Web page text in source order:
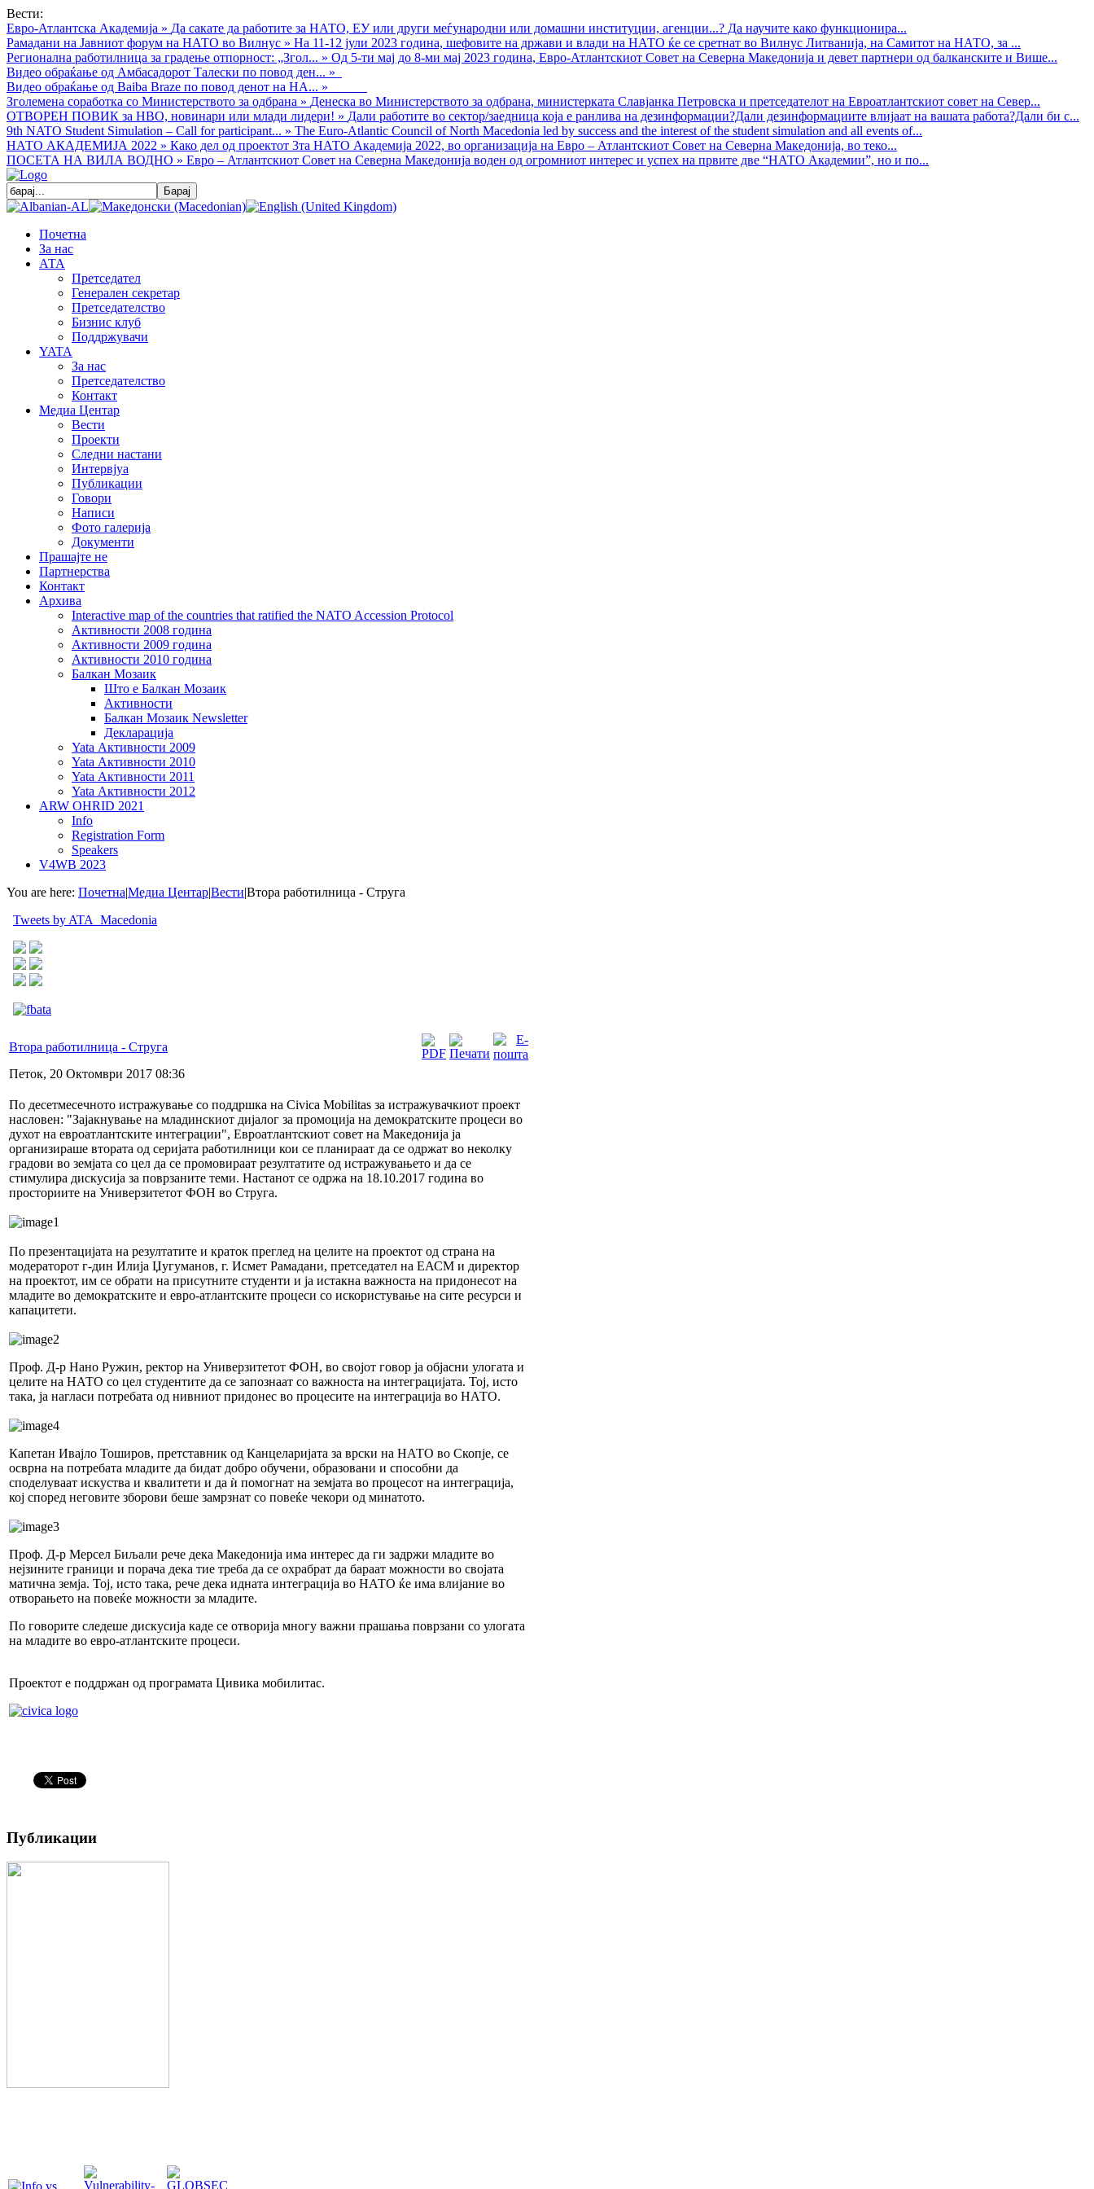
Вести:
Евро-Атлантска Академија » Да сакате да работите за НАТО, ЕУ или други меѓународни или домашни институции, агенции...? Да научите како функционира...
Рамадани на Јавниот форум на НАТО во Вилнус » На 11-12 јули 2023 година, шефовите на држави и влади на НАТО ќе се сретнат во Вилнус Литванија, на Самитот на НАТО, за ...
Регионална работилница за градење отпорност: „Згол... » Од 5-ти мај до 8-ми мај 2023 година, Евро-Атлантскиот Совет на Северна Македонија и девет партнери од балканските и Више...
Видео обраќањe од Амбасадорот Талески по повод ден... »
Видео обраќање од Baiba Braze по повод денот на НА... »
Зголемена соработка со Министерството за одбрана » Денеска во Министерството за одбрана, министерката Славјанка Петровска и претседателот на Евроатлантскиот совет на Север...
ОТВОРЕН ПОВИК за НВО, новинари или млади лидери! » Дали работите во сектор/заедница која е ранлива на дезинформации?Дали дезинформациите влијаат на вашата работа?Дали би с...
9th NATO Student Simulation – Call for participant... » The Euro-Atlantic Council of North Macedonia led by success and the interest of the student simulation and all events of...
НАТО АКАДЕМИЈА 2022 » Како дел од проектот 3та НАТО Академија 2022, во организација на Евро – Атлантскиот Совет на Северна Македонија, во теко...
ПОСЕТА НА ВИЛА ВОДНО » Евро – Атлантскиот Совет на Северна Македонија воден од огромниот интерес и успех на првите две “НАТО Академии”, но и по...
Почетна
За нас
АТА
Претседател
Генерален секретар
Претседателство
Бизнис клуб
Поддржувачи
YATA
За нас
Претседателство
Контакт
Медиа Центар
Вести
Проекти
Следни настани
Интервјуа
Публикации
Говори
Написи
Фото галерија
Документи
Прашајте не
Партнерства
Контакт
Архива
Interactive map of the countries that ratified the NATO Accession Protocol
Активности 2008 година
Активности 2009 година
Активности 2010 година
Балкан Мозаик
Што е Балкан Мозаик
Активности
Балкан Мозаик Newsletter
Декларација
Yata Активности 2009
Yata Активности 2010
Yata Активности 2011
Yata Активности 2012
ARW OHRID 2021
Info
Registration Form
Speakers
V4WB 2023
You are here: Почетна|Медиа Центар|Вести|Втора работилница - Струга
Tweets by ATA_Macedonia
Втора работилница - Струга
Петок, 20 Октомври 2017 08:36
По десетмесечното истражување со поддршка на Civica Mobilitas за истражувачкиот проект
насловен: "Зајакнување на младинскиот дијалог за промоција на демократските процеси во
духот на евроатлантските интеграции", Евроатлантскиот совет на Македонија ја
организираше втората од серијата работилници кои се планираат да се одржат во неколку
градови во земјата со цел да се промовираат резултатите од истражувањето и да се
стимулира дискусија за поврзаните теми. Настанот се одржа на 18.10.2017 година во
просториите на Универзитетот ФОН во Струга.
По презентацијата на резултатите и краток преглед на целите на проектот од страна на
модераторот г-дин Илија Џугуманов, г. Исмет Рамадани, претседател на ЕАСМ и директор
на проектот, им се обрати на присутните студенти и ја истакна важноста на придонесот на
младите во демократските и евро-атлантските процеси со искористување на сите ресурси и
капацитети.
Проф. Д-р Нано Ружин, ректор на Универзитетот ФОН, во својот говор ја објасни улогата и
целите на НАТО со цел студентите да се запознаат со важноста на интеграцијата. Тој, исто
така, ја нагласи потребата од нивниот придонес во процесите на интеграција во НАТО.
Капетан Ивајло Тоширов, претставник од Канцеларијата за врски на НАТО во Скопје, се
осврна на потребата младите да бидат добро обучени, образовани и способни да
споделуваат искуства и квалитети и да ѝ помогнат на земјата во процесот на интеграција,
кој според неговите зборови беше замрзнат со повеќе чекори од минатото.
Проф. Д-р Мерсел Биљали рече дека Македонија има интерес да ги задржи младите во
нејзините граници и порача дека тие треба да се охрабрат да бараат можности во својата
матична земја. Тој, исто така, рече дека идната интеграција во НАТО ќе има влијание во
отворањето на повеќе можности за младите.
По говорите следеше дискусија каде се отворија многу важни прашања поврзани со улогата
на младите во евро-атлантските процеси.
Проектот е поддржан од програмата Цивика мобилитас.
Публикации